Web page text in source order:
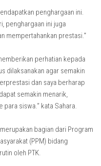
penghargaan ini.
penghargaan ini juga
mempertahankan prestasi.”
perhatian kepada
dilaksanakan agar semakin
dan saya berharap
semakin menarik,
para siswa.” kata Sahara.
bagian dari Program
(PPM) bidang
oleh PTK.